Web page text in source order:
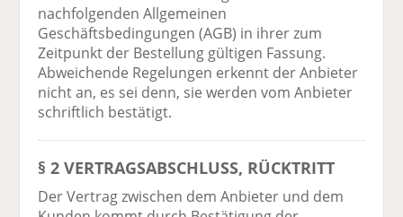
nachfolgenden Allgemeinen
Geschäftsbedingungen (AGB) in ihrer zum
Zeitpunkt der Bestellung gültigen Fassung.
Abweichende Regelungen erkennt der Anbieter
nicht an, es sei denn, sie werden vom Anbieter
schriftlich bestätigt.
§ 2 VERTRAGSABSCHLUSS, RÜCKTRITT
Der Vertrag zwischen dem Anbieter und dem